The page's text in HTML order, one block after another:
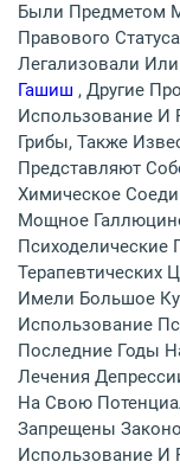
Были Предметом
Правового
Легализовали
Гашиш , Другие
Использование И
Грибы, Также
Представляют
Химическое
Мощное
Психоделические
Терапевтических
Имели Большое
Использование
Последние Годы
Лечения
На Свою
Запрещены
Использование И